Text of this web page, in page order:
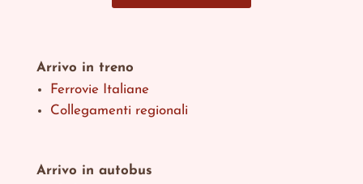
Arrivo in treno
Ferrovie Italiane
Collegamenti regionali
Arrivo in autobus